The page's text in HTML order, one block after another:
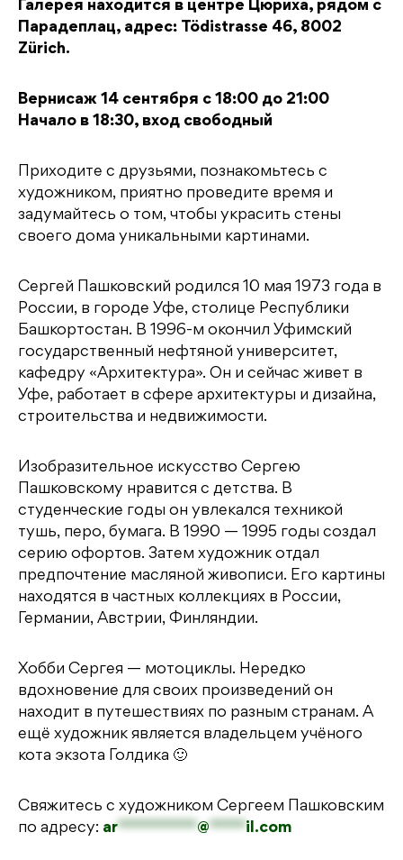
Галерея находится в центре Цюриха, рядом с
Парадеплац, адрес: Tödistrasse 46, 8002
Zürich.
Вернисаж 14 сентября с 18:00 до 21:00
Начало в 18:30, вход свободный
Приходите с друзьями, познакомьтесь с
художником, приятно проведите время и
задумайтесь о том, чтобы украсить стены
своего дома уникальными картинами.
Сергей Пашковский родился 10 мая 1973 года в
России, в городе Уфе, столице Республики
Башкортостан. В 1996-м окончил Уфимский
государственный нефтяной университет,
кафедру «Архитектура». Он и сейчас живет в
Уфе, работает в сфере архитектуры и дизайна,
строительства и недвижимости.
Изобразительное искусство Сергею
Пашковскому нравится с детства. В
студенческие годы он увлекался техникой
тушь, перо, бумага. В 1990 — 1995 годы создал
серию офортов. Затем художник отдал
предпочтение масляной живописи. Его картины
находятся в частных коллекциях в России,
Германии, Австрии, Финляндии.
Хобби Сергея — мотоциклы. Нередко
вдохновение для своих произведений он
находит в путешествиях по разным странам. А
ещё художник является владельцем учёного
кота экзота Голдика 🙂
Свяжитесь с художником Сергеем Пашковским
по адресу: ar***********@*****il.com